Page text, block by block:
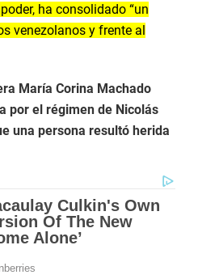
ha consolidado “un
venezolanos y frente al
María Corina Machado
por el régimen de Nicolás
una persona resultó herida